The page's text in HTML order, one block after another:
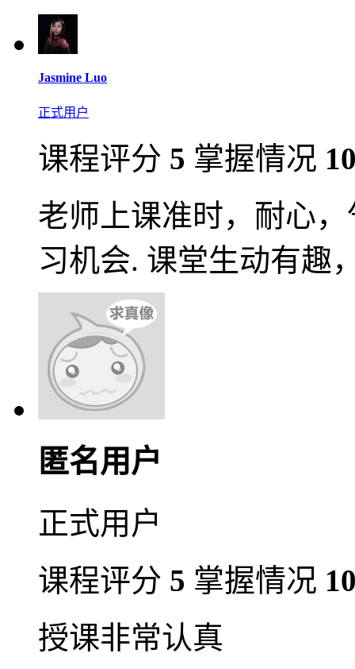
Jasmine Luo
正式用户
课程评分 5 掌握情况
老师上课准时，耐心
习机会. 课堂生动有趣
匿名用户
正式用户
课程评分 5 掌握情况
授课非常认真